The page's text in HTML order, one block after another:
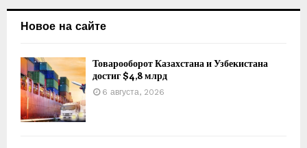
Новое на сайте
Товарооборот Казахстана и Узбекистана
достиг $4,8 млрд
6 августа, 2026